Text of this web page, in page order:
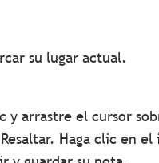
su lugar actual.
y arrastre el cursor
Haga clic en el